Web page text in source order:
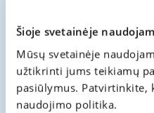
Šioje svetainėje
Mūsų svetainėje
užtikrinti jums teikiamų
pasiūlymus. Patvirtinkite,
naudojimo politika.
Registruokitės
Optica“ ar „Familia
Registracija vizitui